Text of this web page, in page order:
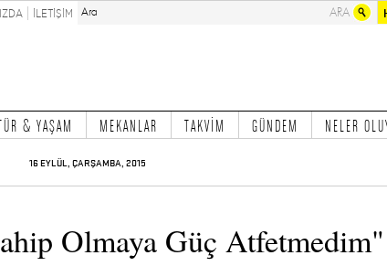
İLETİŞİM
& YAŞAM MEKANLAR TAKVİM GÜNDEM NELER
16 EYLÜL, ÇARŞAMBA, 2015
Olmaya Güç Atfetmedim"